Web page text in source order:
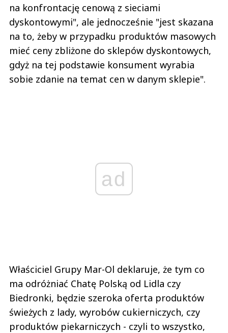
na konfrontację cenową z sieciami
dyskontowymi", ale jednocześnie "jest skazana
na to, żeby w przypadku produktów masowych
mieć ceny zbliżone do sklepów dyskontowych,
gdyż na tej podstawie konsument wyrabia
sobie zdanie na temat cen w danym sklepie".
ad
Właściciel Grupy Mar-Ol deklaruje, że tym co
ma odróżniać Chatę Polską od Lidla czy
Biedronki, będzie szeroka oferta produktów
świeżych z lady, wyrobów cukierniczych, czy
produktów piekarniczych - czyli to wszystko,